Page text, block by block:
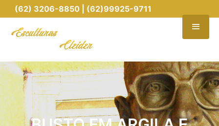
(62) 3206-8850 | (62)99925-9711